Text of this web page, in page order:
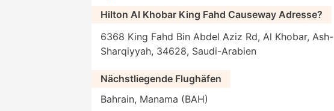
Hilton Al Khobar King Fahd Causeway Adresse?
6368 King Fahd Bin Abdel Aziz Rd, Al Khobar, Ash-
Sharqiyyah, 34628, Saudi-Arabien
Nächstliegende Flughäfen
Bahrain, Manama (BAH)